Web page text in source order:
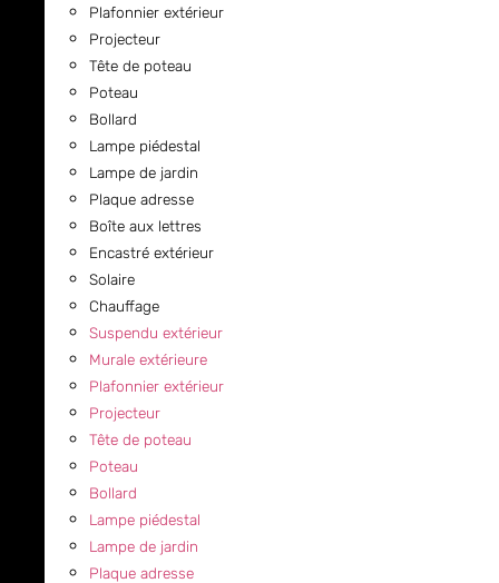
Plafonnier extérieur
Projecteur
Tête de poteau
Poteau
Bollard
Lampe piédestal
Lampe de jardin
Plaque adresse
Boîte aux lettres
Encastré extérieur
Solaire
Chauffage
Suspendu extérieur
Murale extérieure
Plafonnier extérieur
Projecteur
Tête de poteau
Poteau
Bollard
Lampe piédestal
Lampe de jardin
Plaque adresse